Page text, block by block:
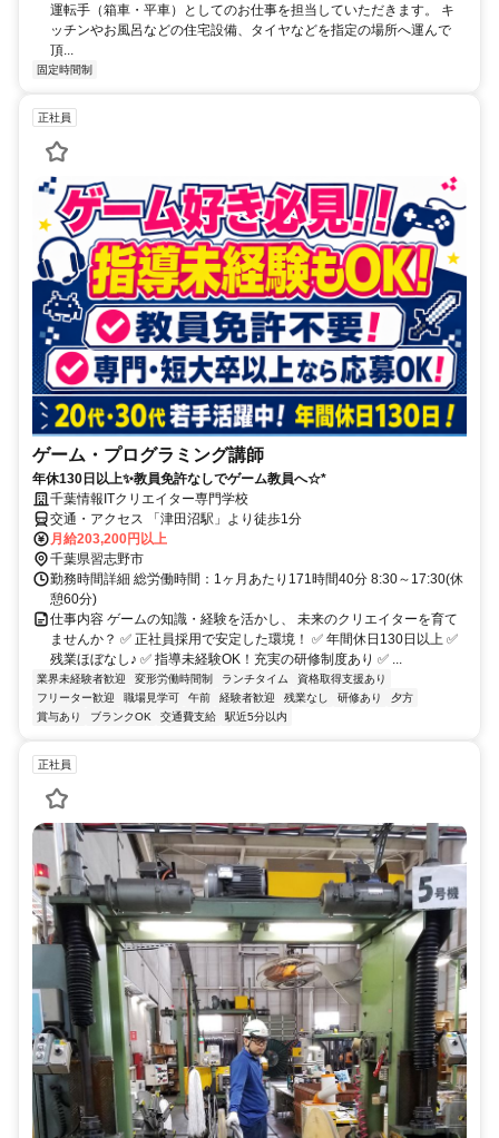
運転手（箱車・平車）としてのお仕事を担当していただきます。 キ
ッチンやお風呂などの住宅設備、タイヤなどを指定の場所へ運んで
頂...
固定時間制
正社員
ゲーム・プログラミング講師
年休130日以上✨教員免許なしでゲーム教員へ☆*
千葉情報ITクリエイター専門学校
交通・アクセス 「津田沼駅」より徒歩1分
月給203,200円以上
千葉県習志野市
勤務時間詳細 総労働時間：1ヶ月あたり171時間40分 8:30～17:30(休
憩60分)
仕事内容 ゲームの知識・経験を活かし、 未来のクリエイターを育て
ませんか？ ✅ 正社員採用で安定した環境！ ✅ 年間休日130日以上 ✅
残業ほぼなし♪ ✅ 指導未経験OK！充実の研修制度あり ✅ ...
業界未経験者歓迎 変形労働時間制 ランチタイム
資格取得支援あり
フリーター歓迎
職場見学可 午前 経験者歓迎 残業なし 研修あり
夕方
賞与あり
ブランクOK 交通費支給 駅近5分以内
正社員